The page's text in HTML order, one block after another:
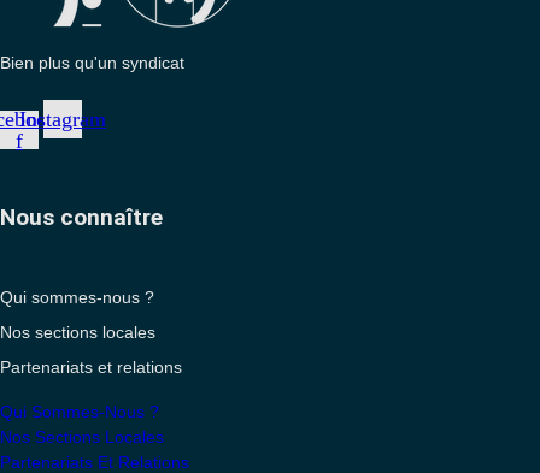
Bien plus qu'un syndicat
f
Instagram
Nous connaître
Qui sommes-nous ?
Nos sections locales
Partenariats et relations
Qui Sommes-Nous ?
Nos Sections Locales
Partenariats Et Relations